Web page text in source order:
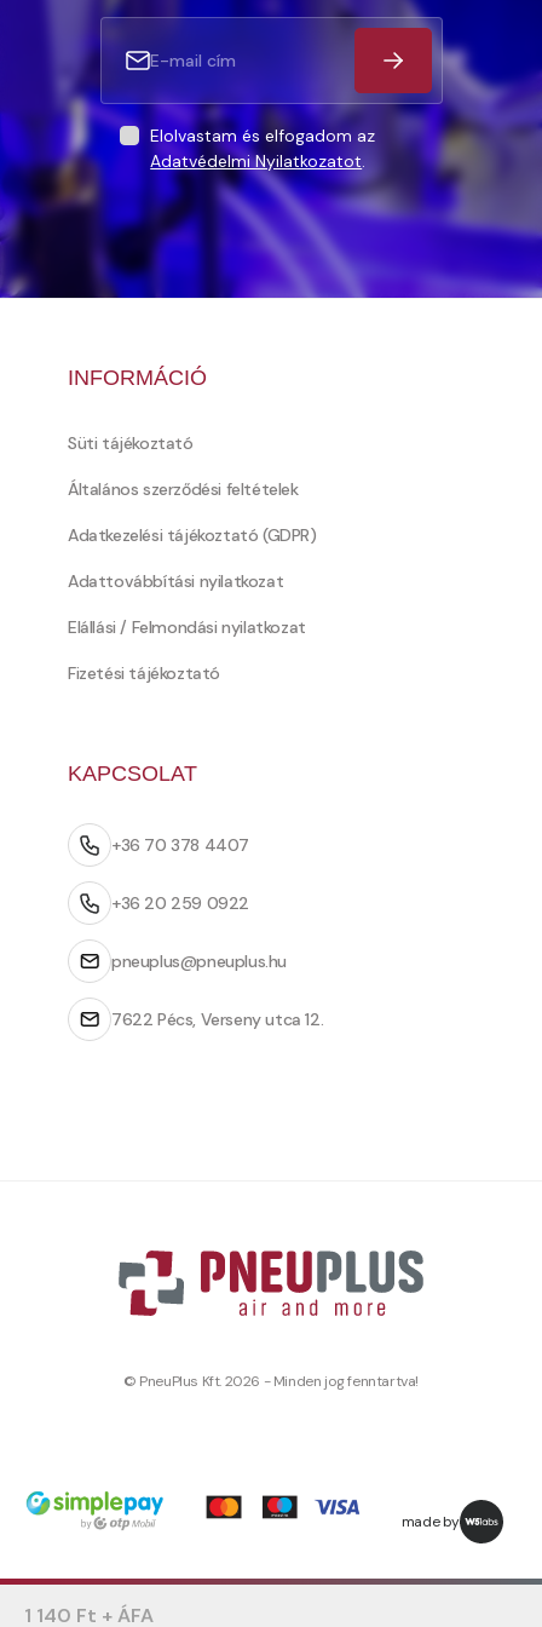
1 140 Ft + ÁFA
Elolvastam és elfogadom az
Adatvédelmi Nyilatkozatot.
INFORMÁCIÓ
Süti tájékoztató
Általános szerződési feltételek
Adatkezelési tájékoztató (GDPR)
Adattovábbítási nyilatkozat
Elállási / Felmondási nyilatkozat
Fizetési tájékoztató
KAPCSOLAT
+36 70 378 4407
+36 20 259 0922
pneuplus@pneuplus.hu
7622 Pécs, Verseny utca 12.
© PneuPlus Kft. 2026 - Minden jog fenntartva!
made by